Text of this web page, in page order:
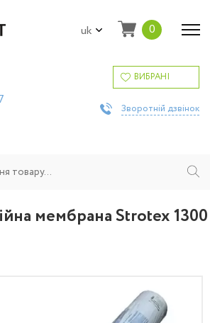
uk 0
ВИБРАНІ
Зворотній дзвінок
мембрана Strotex 1300